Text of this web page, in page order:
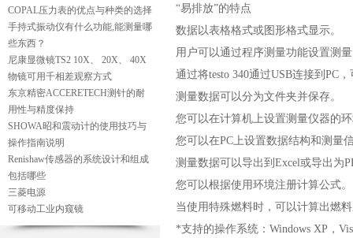
COPAL压力表的优点与种类的选择
手持式振动仪有什么功能,能测量哪
些东西？
尼康显微镜TS2 10X、 20X、 40X
物镜可用千相差观察方式
东京精密ACCERETECH测针的耐
用性与精度保持
SHOWA昭和震动计的使用技巧与
操作指南说明
Renishaw传感器的系统设计和组成
包括哪些
三菱电源
可移动工业内窥镜
“易排放”的特点
数据以表格格式或图形格式显示。
用户可以通过程序测量功能设置测
通过将testo 340通过USB连接到PC
测量数据可以分为文件夹并保存。
您可以在计算机上设置测量仪器的
您可以在PC上设置数据结构和测量
测量数据可以导出到Excel或导出为
您可以根据使用环境注册计算公式。
当使用特殊燃料时，可以计算出燃
*支持的操作系统：Windows XP，